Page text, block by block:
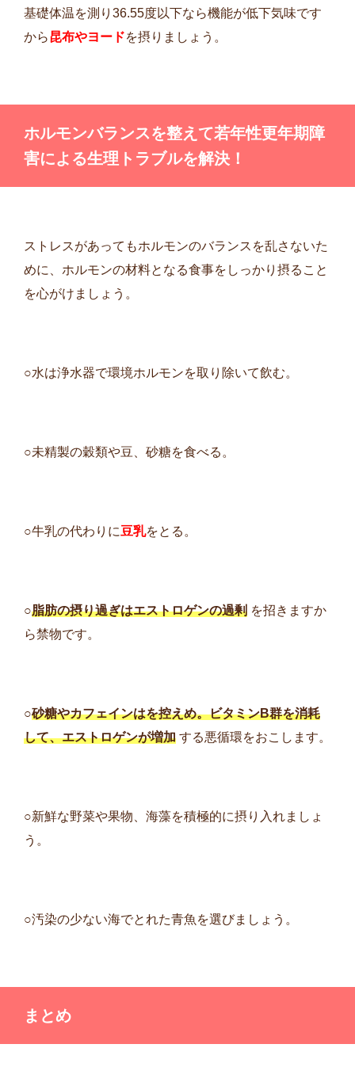
基礎体温を測り36.55度以下なら機能が低下気味です
から昆布やヨードを摂りましょう。
ホルモンバランスを整えて若年性更年期障
害による生理トラブルを解決！
ストレスがあってもホルモンのバランスを乱さないた
めに、ホルモンの材料となる食事をしっかり摂ること
を心がけましょう。
○水は浄水器で環境ホルモンを取り除いて飲む。
○未精製の穀類や豆、砂糖を食べる。
○牛乳の代わりに豆乳をとる。
○脂肪の摂り過ぎはエストロゲンの過剰 を招きますか
ら禁物です。
○砂糖やカフェインはを控えめ。ビタミンB群を消耗
して、エストロゲンが増加 する悪循環をおこします。
○新鮮な野菜や果物、海藻を積極的に摂り入れましょ
う。
○汚染の少ない海でとれた青魚を選びましょう。
まとめ